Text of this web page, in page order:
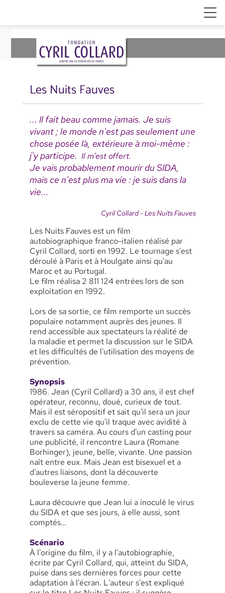
Les Nuits Fauves
... Il fait beau comme jamais. Je suis
vivant ; le monde n'est pas seulement une
chose posée là, extérieure à moi-même :
j'y participe. Il m'est offert.
Je vais probablement mourir du SIDA,
mais ce n'est plus ma vie : je suis dans la
vie...
Cyril Collard - Les Nuits Fauves
Les Nuits Fauves est un film
autobiographique franco-italien réalisé par
Cyril Collard, sorti en 1992. Le tournage s'est
déroulé à Paris et à Houlgate ainsi qu'au
Maroc et au Portugal.
Le film réalisa 2 811 124 entrées lors de son
exploitation en 1992.
Lors de sa sortie, ce film remporte un succès
populaire notamment auprès des jeunes. Il
rend accessible aux spectateurs la réalité de
la maladie et permet la discussion sur le SIDA
et les difficultés de l'utilisation des moyens de
prévention.
Synopsis
1986. Jean (Cyril Collard) a 30 ans, il est chef
opérateur, reconnu, doué, curieux de tout.
Mais il est séropositif et sait qu'il sera un jour
exclu de cette vie qu'il traque avec avidité à
travers sa caméra. Au cours d'un casting pour
une publicité, il rencontre Laura (Romane
Borhinger), jeune, belle, vivante. Une passion
naît entre eux. Mais Jean est bisexuel et a
d'autres liaisons, dont la découverte
bouleverse la jeune femme.
Laura découvre que Jean lui a inoculé le virus
du SIDA et que ses jours, à elle aussi, sont
comptés…
Scénario
À l'origine du film, il y a l'autobiographie,
écrite par Cyril Collard, qui, atteint du SIDA,
puise dans ses dernières forces pour cette
adaptation à l'écran. L'auteur s'est expliqué